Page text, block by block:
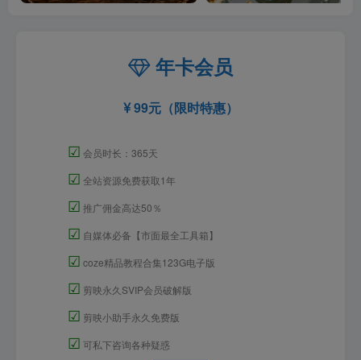
年卡会员
99元（限时特惠）
☑ 会员时长：365天
☑ 全站资源免费获取1年
☑ 推广佣金高达50％
☑ 自媒体必备【市面最全工具箱】
☑ coze精品教程合集123G电子版
☑ 剪映永久SVIP会员破解版
☑ 剪映小助手永久免费版
☑ 可私下咨询各种疑惑